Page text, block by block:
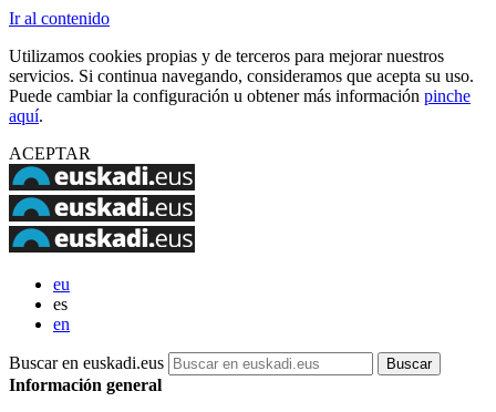
Ir al contenido
Utilizamos cookies propias y de terceros para mejorar nuestros
servicios. Si continua navegando, consideramos que acepta su uso.
Puede cambiar la configuración u obtener más información pinche
aquí.
ACEPTAR
eu
es
en
Buscar en euskadi.eus
Información general